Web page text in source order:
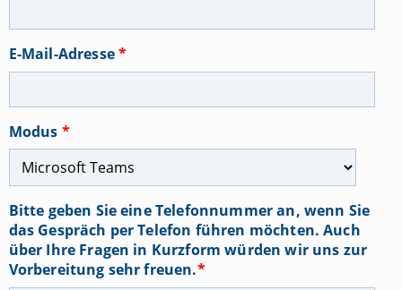
E-Mail-Adresse*
Modus *
Bitte geben Sie eine Telefonnummer an, wenn Sie
das Gespräch per Telefon führen möchten. Auch
über Ihre Fragen in Kurzform würden wir uns zur
Vorbereitung sehr freuen.*